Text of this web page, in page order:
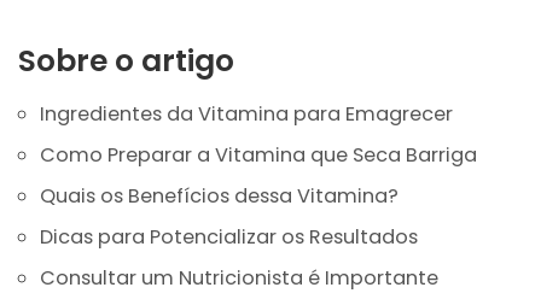
Sobre o artigo
Ingredientes da Vitamina para Emagrecer
Como Preparar a Vitamina que Seca Barriga
Quais os Benefícios dessa Vitamina?
Dicas para Potencializar os Resultados
Consultar um Nutricionista é Importante